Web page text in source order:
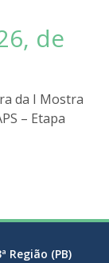
de
da I Mostra
– Etapa
Região (PB)